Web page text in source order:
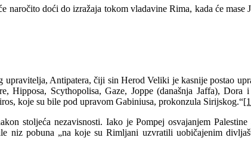
doći do izražaja tokom vladavine Rima, kada će
Antipatera, čiji sin Herod Veliki je kasnije postao
Hipposa, Scythopolisa, Gaze, Joppe (današnja Jaffa),
koje su bile pod upravom Gabiniusa, prokonzula Sirijskog.“
stoljeća nezavisnosti. Iako je Pompej osvajanjem
niz pobuna „na koje su Rimljani uzvratili uobičajenim